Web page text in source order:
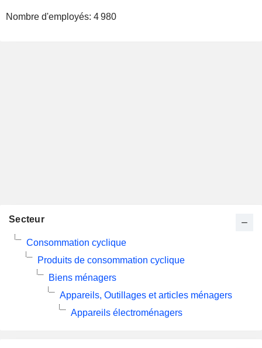
Nombre d'employés: 4 980
Secteur
Consommation cyclique
Produits de consommation cyclique
Biens ménagers
Appareils, Outillages et articles ménagers
Appareils électroménagers